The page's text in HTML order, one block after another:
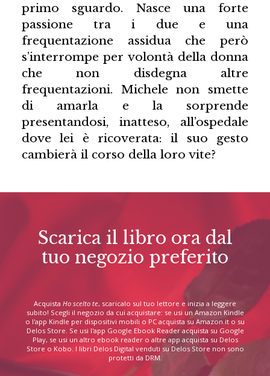
primo sguardo. Nasce una forte
passione tra i due e una
frequentazione assidua che però
s’interrompe per volontà della donna
che non disdegna altre
frequentazioni. Michele non smette
di amarla e la sorprende
presentandosi, inatteso, all’ospedale
dove lei è ricoverata: il suo gesto
cambierà il corso della loro vite?
Scarica il libro ora dal
tuo negozio preferito
Acquista Ho scelto te, scaricalo sul tuo lettore e inizia a leggere
subito! Scegli il negozio da cui acquistare: se usi un Amazon Kindle
o l'app Kindle per dispositivi mobili o PC acquista su Amazon.it o su
Delos Store. Se usi l'app Google Ebook Reader acquista su Google
Play, se usi un altro ebook reader o altre app acquista su Delos
Store o Kobo. I libri Delos Digital venduti su Delos Store non sono
protetti da DRM.